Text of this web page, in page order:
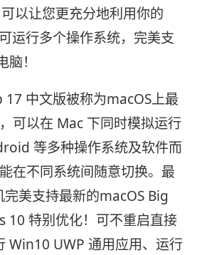
以让您更充分地利用你的
运行多个操作系统，完美支
！
中文版被称为macOS上最
可以在 Mac 下同时模拟运行
等多种操作系统及软件而
在不同系统间随意切换。最
美支持最新的macOS Big
10 特别优化！可不重启直接
Win10 UWP 通用应用、运行